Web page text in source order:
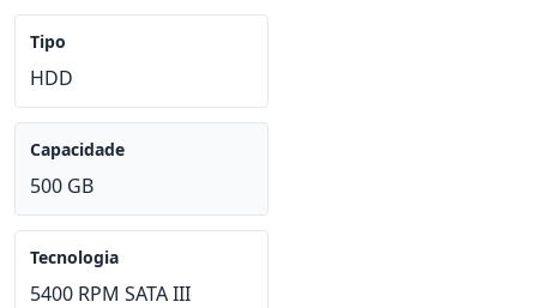
Tipo
HDD
Capacidade
500 GB
Tecnologia
5400 RPM SATA III